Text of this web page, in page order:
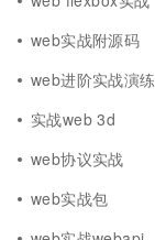
web实战附源码
web进阶实战演练
实战web 3d
web协议实战
web实战包